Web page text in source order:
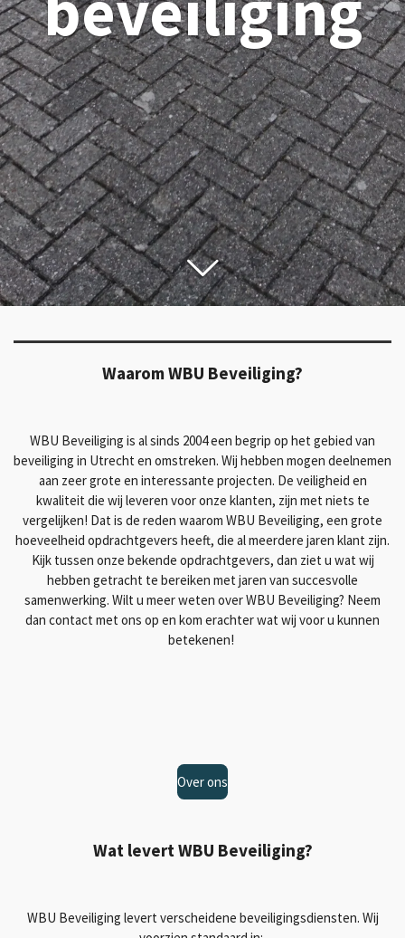
Waarom WBU Beveiliging?
WBU Beveiliging is al sinds 2004 een begrip op het gebied van
beveiliging in Utrecht en omstreken. Wij hebben mogen deelnemen
aan zeer grote en interessante projecten. De veiligheid en
kwaliteit die wij leveren voor onze klanten, zijn met niets te
vergelijken! Dat is de reden waarom WBU Beveiliging, een grote
hoeveelheid opdrachtgevers heeft, die al meerdere jaren klant zijn.
Kijk tussen onze bekende opdrachtgevers, dan ziet u wat wij
hebben getracht te bereiken met jaren van succesvolle
samenwerking. Wilt u meer weten over WBU Beveiliging? Neem
dan contact met ons op en kom erachter wat wij voor u kunnen
betekenen!
Over ons
Wat levert WBU Beveiliging?
WBU Beveiliging levert verscheidene beveiligingsdiensten. Wij